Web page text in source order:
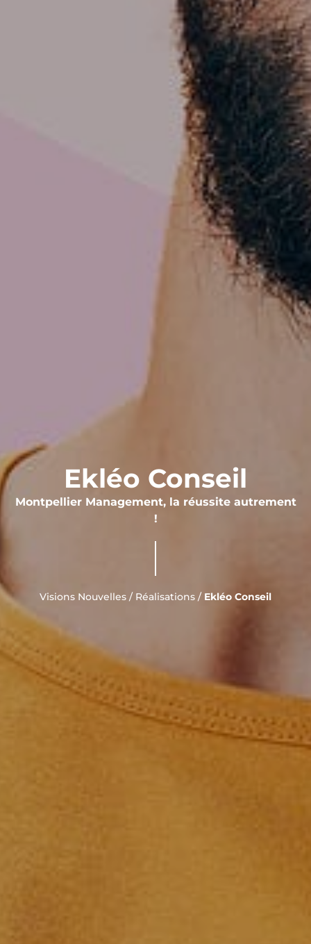
Ekléo Conseil
Montpellier Management, la réussite autrement
!
Visions Nouvelles / Réalisations / Ekléo Conseil